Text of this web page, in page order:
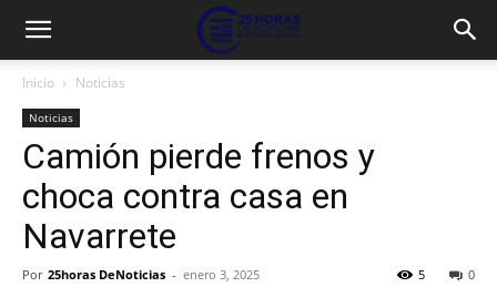
Inicio Noticias
Noticias
Camión pierde frenos y
choca contra casa en
Navarrete
Por 25horas DeNoticias - enero 3, 2025 0
5